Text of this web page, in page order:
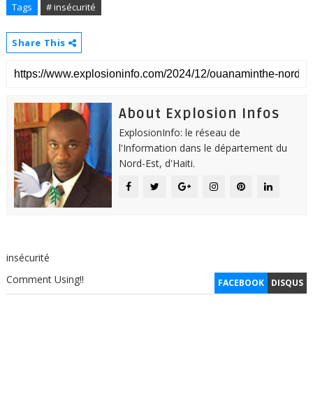
Tags # insécurité
Share This
About Explosion Infos
ExplosionInfo: le réseau de
l'Information dans le département du
Nord-Est, d'Haiti.
insécurité
FACEBOOK DISQUS
Comment Using!!